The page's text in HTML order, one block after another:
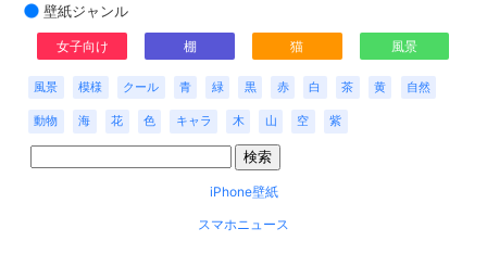
壁紙ジャンル
女子向け 棚 猫 風景
風景 模様 クール 青 緑 黒 赤 白 茶 黄 自然
動物 海 花 色 キャラ 木 山 空 紫
iPhone壁紙
スマホニュース